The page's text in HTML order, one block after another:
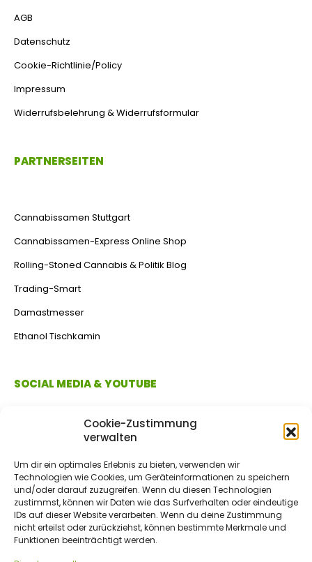
Cookie-Zustimmung
verwalten
Um dir ein optimales Erlebnis zu bieten, verwenden wir
Technologien wie Cookies, um Geräteinformationen zu speichern
und/oder darauf zuzugreifen. Wenn du diesen Technologien
zustimmst, können wir Daten wie das Surfverhalten oder eindeutige
IDs auf dieser Website verarbeiten. Wenn du deine Zustimmung
nicht erteilst oder zurückziehst, können bestimmte Merkmale und
Funktionen beeinträchtigt werden.
AGB
Datenschutz
Cookie-Richtlinie/Policy
Impressum
Widerrufsbelehrung & Widerrufsformular
PARTNERSEITEN
Cannabissamen Stuttgart
Cannabissamen-Express Online Shop
Rolling-Stoned Cannabis & Politik Blog
Trading-Smart
Damastmesser
Ethanol Tischkamin
SOCIAL MEDIA & YOUTUBE
ZAHLUNGSMETHODEN